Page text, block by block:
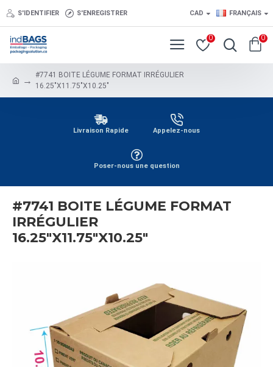
S'IDENTIFIER S'ENREGISTRER CAD FRANÇAIS
0 0
#7741 BOITE LÉGUME FORMAT IRRÉGULIER
16.25"X11.75"X10.25"
Livraison Rapide Appelez-nous
Poser-nous une question
#7741 BOITE LÉGUME FORMAT
IRRÉGULIER
16.25"X11.75"X10.25"